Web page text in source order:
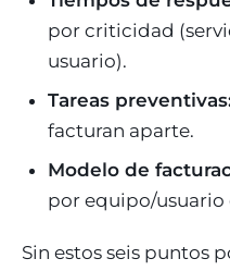
por criticidad
usuario).
Tareas
facturan aparte.
Modelo de
por equipo/usuario
Sin estos seis puntos